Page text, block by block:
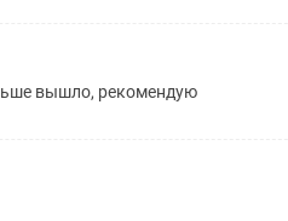
вышло, рекомендую